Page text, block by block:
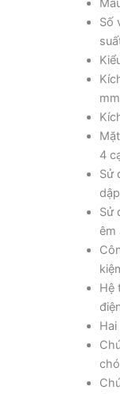
Số
mm
4
Sử
Sử
êm
Hệ